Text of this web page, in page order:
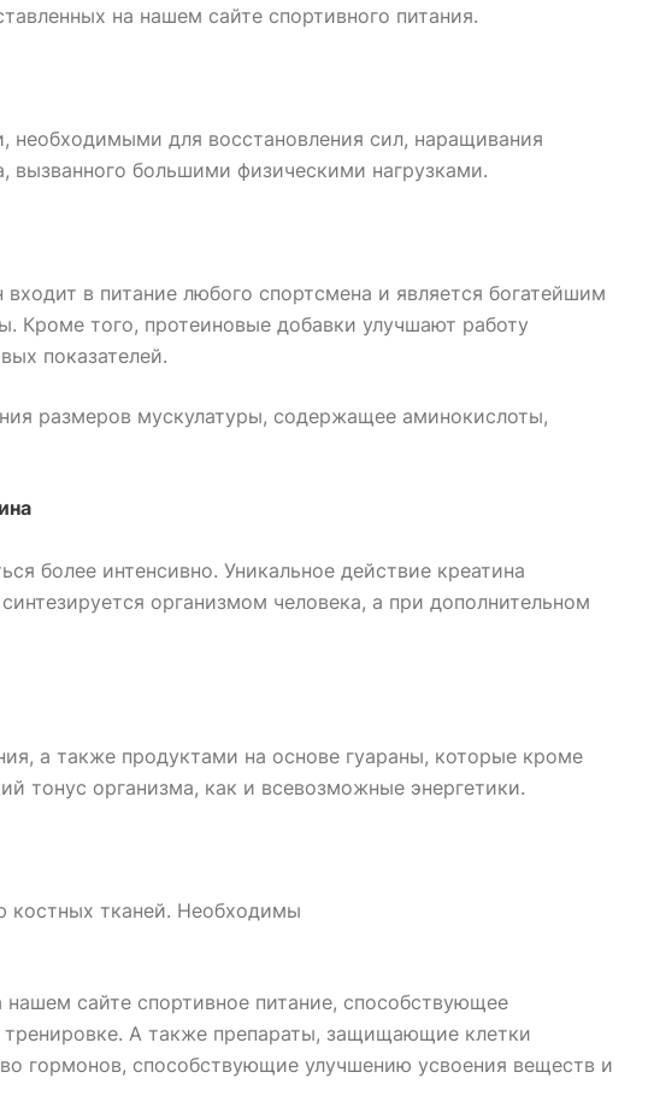
на нашем сайте спортивного питания.
для восстановления сил, наращивания
большими физическими нагрузками.
в питание любого спортсмена и является богатейшим
того, протеиновые добавки улучшают работу
показателей.
размеров мускулатуры, содержащее аминокислоты,
более интенсивно. Уникальное действие креатина
организмом человека, а при дополнительном
а также продуктами на основе гуараны, которые кроме
тонус организма, как и всевозможные энергетики.
костных тканей. Необходимы
сайте спортивное питание, способствующее
А также препараты, защищающие клетки
гормонов, способствующие улучшению усвоения веществ и